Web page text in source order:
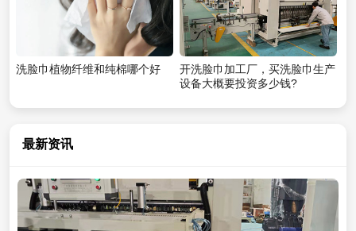
洗脸巾植物纤维和纯棉哪个好
开洗脸巾加工厂，买洗脸巾生产
设备大概要投资多少钱?
最新资讯